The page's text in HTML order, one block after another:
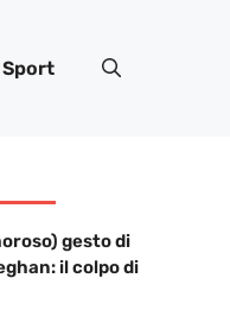
Sport
gesto di
il colpo di